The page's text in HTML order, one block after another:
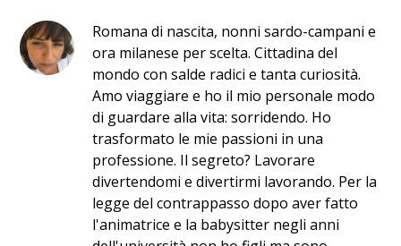
Romana di nascita, nonni sardo-campani e
ora milanese per scelta. Cittadina del
mondo con salde radici e tanta curiosità.
Amo viaggiare e ho il mio personale modo
di guardare alla vita: sorridendo. Ho
trasformato le mie passioni in una
professione. Il segreto? Lavorare
divertendomi e divertirmi lavorando. Per la
legge del contrappasso dopo aver fatto
l'animatrice e la babysitter negli anni